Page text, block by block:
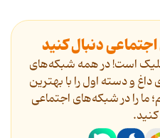
دنبال کنید
کلیک است! در همه شبکه‌های
و دسته اول را با بهترین
ما را در شبکه‌های اجتماعی